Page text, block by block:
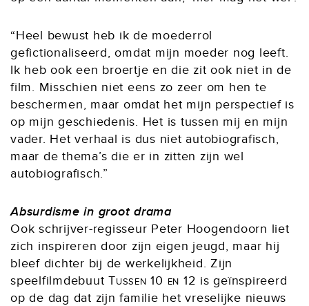
“Heel bewust heb ik de moederrol
gefictionaliseerd, omdat mijn moeder nog leeft.
Ik heb ook een broertje en die zit ook niet in de
film. Misschien niet eens zo zeer om hen te
beschermen, maar omdat het mijn perspectief is
op mijn geschiedenis. Het is tussen mij en mijn
vader. Het verhaal is dus niet autobiografisch,
maar de thema’s die er in zitten zijn wel
autobiografisch.”
Absurdisme in groot drama
Ook schrijver-regisseur Peter Hoogendoorn liet
zich inspireren door zijn eigen jeugd, maar hij
bleef dichter bij de werkelijkheid. Zijn
speelfilmdebuutTussen 10 en 12 is geïnspireerd
op de dag dat zijn familie het vreselijke nieuws